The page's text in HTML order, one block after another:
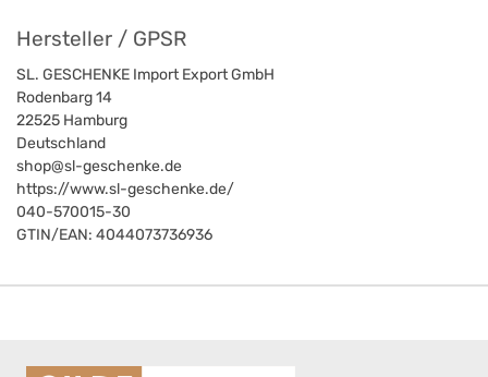
Hersteller / GPSR
SL. GESCHENKE Import Export GmbH
Rodenbarg 14
22525 Hamburg
Deutschland
shop@sl-geschenke.de
https://www.sl-geschenke.de/
040-570015-30
GTIN/EAN: 4044073736936